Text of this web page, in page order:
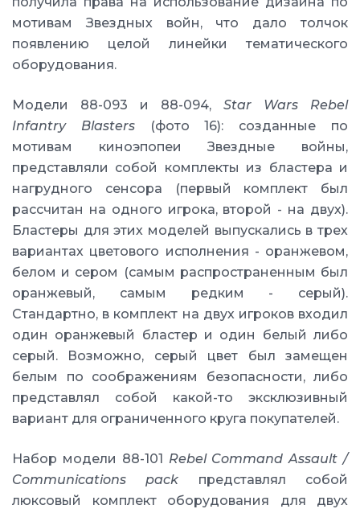
мотивам Звездных войн, что дало толчок
появлению целой линейки тематического
оборудования.
Модели 88-093 и 88-094, Star Wars Rebel
Infantry Blasters(фото 16): созданные по
мотивам киноэпопеи Звездные войны,
представляли собой комплекты из бластера и
нагрудного сенсора (первый комплект был
рассчитан на одного игрока, второй - на двух).
Бластеры для этих моделей выпускались в трех
вариантах цветового исполнения - оранжевом,
белом и сером (самым распространенным был
оранжевый, самым редким - серый).
Стандартно, в комплект на двух игроков входил
один оранжевый бластер и один белый либо
серый. Возможно, серый цвет был замещен
белым по соображениям безопасности, либо
представлял собой какой-то эксклюзивный
вариант для ограниченного круга покупателей.
Набор модели 88-101 Rebel Command Assault /
Communications pack представлял собой
люксовый комплект оборудования для двух